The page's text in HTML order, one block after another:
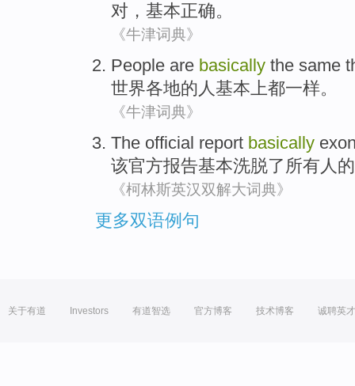
对 ， 基本正确。
《牛津词典》
People are basically the same
世界各地的 人基本上都一样。
《牛津词典》
The official report basically
该官方报告基本洗脱了 所有人
《柯林斯英汉双解大词典》
更多双语例句
关于有道 Investors 有道智选 官方博客 技术博客 诚聘英才